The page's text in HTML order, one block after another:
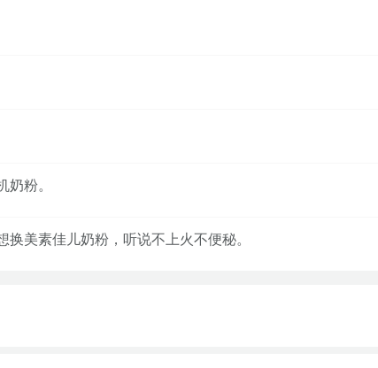
粉。
美素佳儿奶粉，听说不上火不便秘。